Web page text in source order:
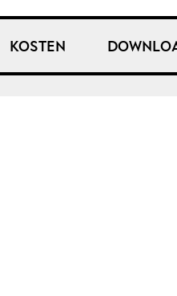
KOSTEN